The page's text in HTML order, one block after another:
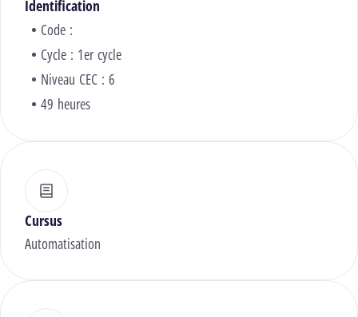
Identification
Code :
Cycle : 1er cycle
Niveau CEC : 6
49 heures
Cursus
Automatisation